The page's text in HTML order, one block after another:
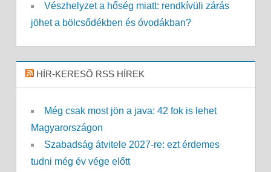
Vészhelyzet a hőség miatt: rendkívüli zárás
jöhet a bölcsődékben és óvodákban?
HÍR-KERESŐ RSS HÍREK
Még csak most jön a java: 42 fok is lehet
Magyarországon
Szabadság átvitele 2027-re: ezt érdemes
tudni még év vége előtt